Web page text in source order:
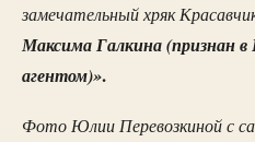
замечательный хряк
Максима Галкина (признан
агентом)».
Фото Юлии Перевозкиной с